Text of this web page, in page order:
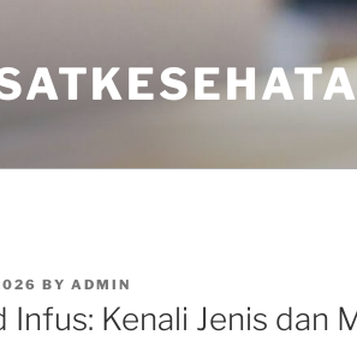
BY ADMIN
Infus: Kenali Jenis dan